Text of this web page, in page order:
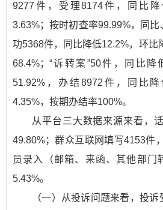
9277件，受理8174件，同比
3.63%；按时初查率99.99%，同
功5368件，同比降低12.2%，环比
68.4%；“诉转案”50件，同比降
51.92%，办结8972件，同比
4.35%，按期办结率100%。
从平台三大数据来源来看，
49.80%；群众互联网填写4153件
员录入（邮箱、来函、其他部门
5.43%。
（一）从投诉问题来看，投